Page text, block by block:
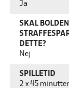
Ja
SKAL
DETTE?
Nej
SPILLETID
2 x 45 minutter